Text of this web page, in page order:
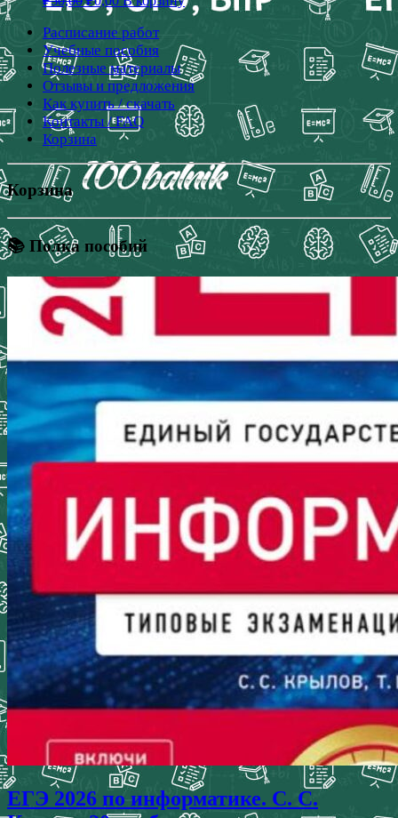
Расписание работ
Учебные пособия
Полезные материалы
Отзывы и предложения
Как купить / скачать
Контакты / FAQ
Корзина
Корзина
📚 Полка пособий
ЕГЭ 2026 по информатике. С. С.